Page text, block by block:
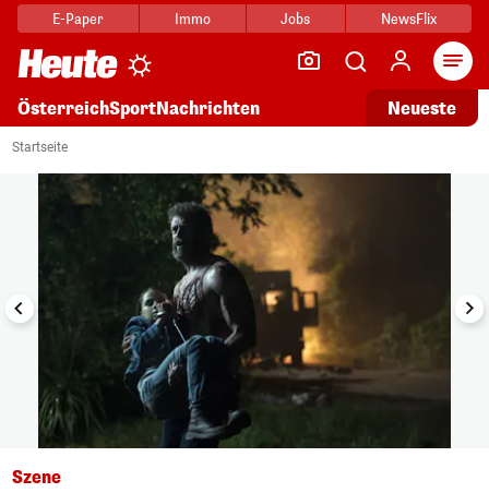
E-Paper Immo Jobs NewsFlix
ÖsterreichSportNachrichten Neueste
Startseite
1/11
Szene